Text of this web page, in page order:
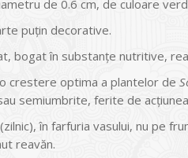
de 0.6 cm, de culoare
puţin decorative.
bogat în substanţe nutritive,
crestere optima a plantelor de
semiumbrite, ferite de
în farfuria vasului, nu pe
reavăn.